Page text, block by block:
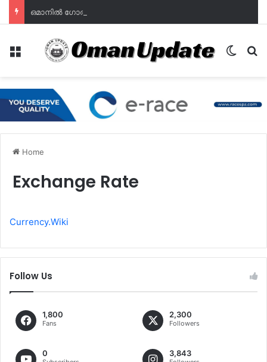
Menu
Home
Exchange Rate
Currency.Wiki
Follow Us
1,800
Fans
2,300
Followers
0 3,843